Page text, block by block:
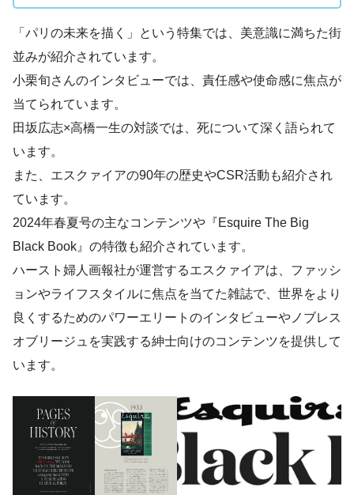
「パリの未来を描く」という特集では、美意識に満ちた街
並みが紹介されています。
小栗旬さんのインタビューでは、責任感や使命感に焦点が
当てられています。
田坂広志×高橋一生の対談では、死について深く語られて
います。
また、エスクァイアの90年の歴史やCSR活動も紹介され
ています。
2024年春夏号の主なコンテンツや『Esquire The Big
Black Book』の特徴も紹介されています。
ハースト婦人画報社が運営するエスクァイアは、ファッシ
ョンやライフスタイルに焦点を当てた雑誌で、世界をより
良くするためのパワーエリートのインタビューやノブレス
オブリージュを実践する紳士向けのコンテンツを提供して
います。